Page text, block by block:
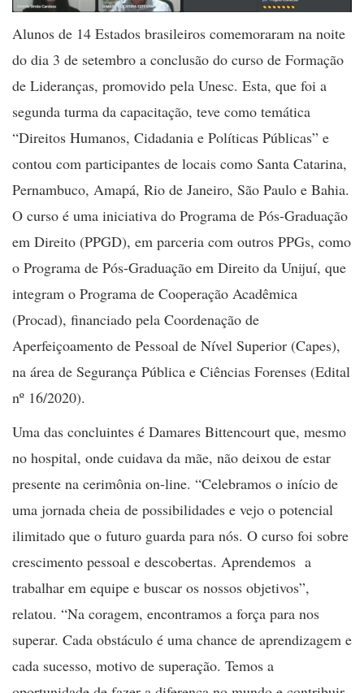
Alunos de 14 Estados brasileiros comemoraram na noite
do dia 3 de setembro a conclusão do curso de Formação
de Lideranças, promovido pela Unesc. Esta, que foi a
segunda turma da capacitação, teve como temática
“Direitos Humanos, Cidadania e Políticas Públicas” e
contou com participantes de locais como Santa Catarina,
Pernambuco, Amapá, Rio de Janeiro, São Paulo e Bahia.
O curso é uma iniciativa do Programa de Pós-Graduação
em Direito (PPGD), em parceria com outros PPGs, como
o Programa de Pós-Graduação em Direito da Unijuí, que
integram o Programa de Cooperação Acadêmica
(Procad), financiado pela Coordenação de
Aperfeiçoamento de Pessoal de Nível Superior (Capes),
na área de Segurança Pública e Ciências Forenses (Edital
nº 16/2020).
Uma das concluintes é Damares Bittencourt que, mesmo
no hospital, onde cuidava da mãe, não deixou de estar
presente na cerimônia on-line. “Celebramos o início de
uma jornada cheia de possibilidades e vejo o potencial
ilimitado que o futuro guarda para nós. O curso foi sobre
crescimento pessoal e descobertas. Aprendemos a
trabalhar em equipe e buscar os nossos objetivos”,
relatou. “Na coragem, encontramos a força para nos
superar. Cada obstáculo é uma chance de aprendizagem e
cada sucesso, motivo de superação. Temos a